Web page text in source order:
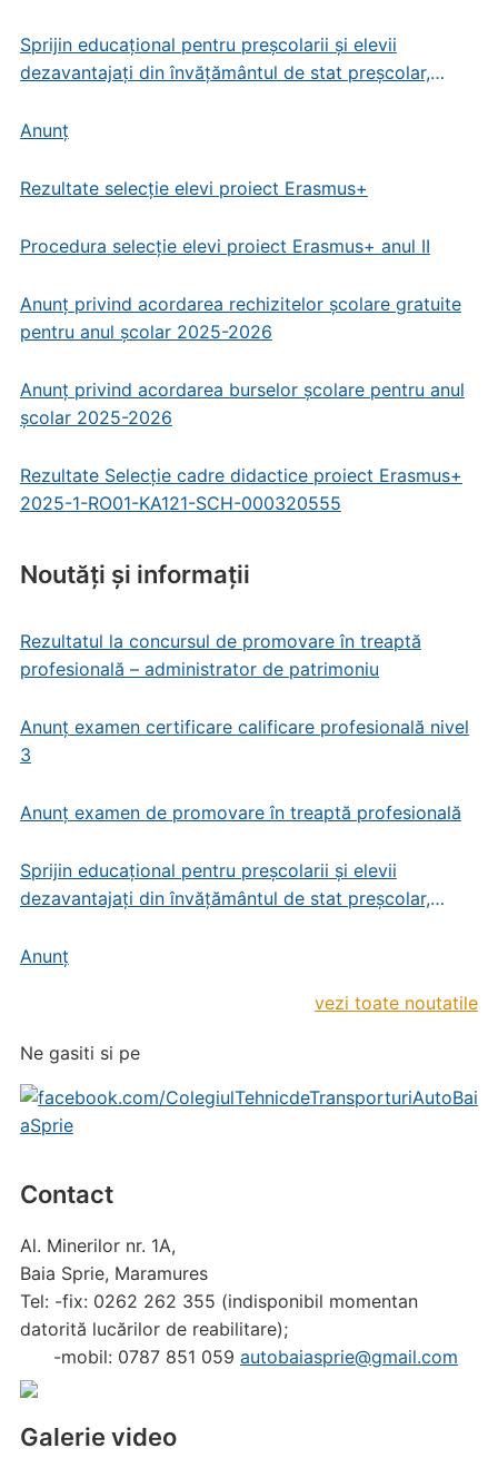
Sprijin educațional pentru preșcolarii și elevii
dezavantajați din învățământul de stat preșcolar,
Anunț
Rezultate selecție elevi proiect Erasmus+
Procedura selecție elevi proiect Erasmus+ anul II
Anunț privind acordarea rechizitelor școlare gratuite
pentru anul școlar 2025-2026
Anunț privind acordarea burselor școlare pentru anul
școlar 2025-2026
Rezultate Selecție cadre didactice proiect Erasmus+
2025-1-RO01-KA121-SCH-000320555
Noutăți și informații
Rezultatul la concursul de promovare în treaptă
profesională – administrator de patrimoniu
Anunț examen certificare calificare profesională nivel
3
Anunț examen de promovare în treaptă profesională
Sprijin educațional pentru preșcolarii și elevii
dezavantajați din învățământul de stat preșcolar,
Anunț
vezi toate noutatile
Ne gasiti si pe
Contact
Al. Minerilor nr. 1A,
Baia Sprie, Maramures
Tel: -fix: 0262 262 355 (indisponibil momentan
datorită lucărilor de reabilitare);
-mobil: 0787 851 059 autobaiasprie@gmail.com
Galerie video